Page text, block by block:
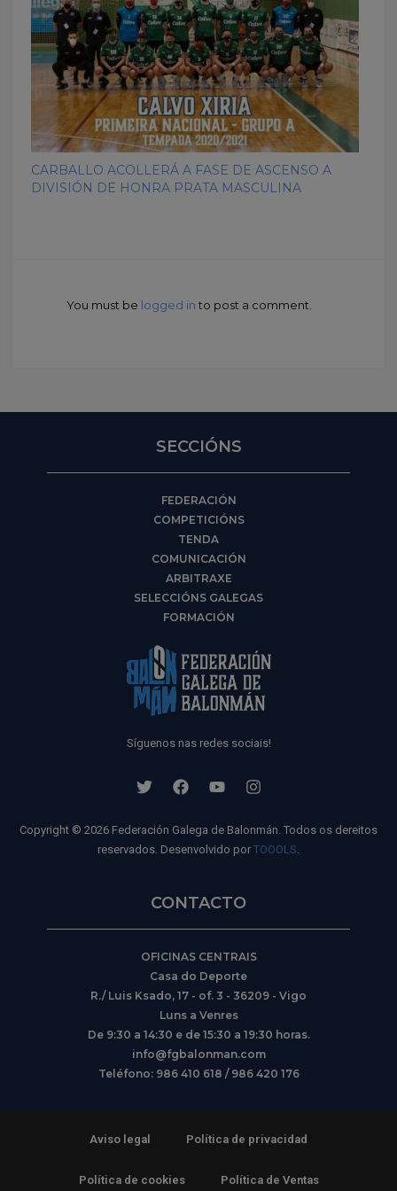
CARBALLO ACOLLERÁ A FASE DE ASCENSO A
DIVISIÓN DE HONRA PRATA MASCULINA
You must be logged in to post a comment.
SECCIÓNS
FEDERACIÓN
COMPETICIÓNS
TENDA
COMUNICACIÓN
ARBITRAXE
SELECCIÓNS GALEGAS
FORMACIÓN
Síguenos nas redes sociais!
Copyright © 2026 Federación Galega de Balonmán. Todos os dereitos
reservados. Desenvolvido por TOOOLS
CONTACTO
OFICINAS CENTRAIS
Casa do Deporte
R./ Luis Ksado, 17 - of. 3 - 36209 - Vigo
Luns a Venres
De 9:30 a 14:30 e de 15:30 a 19:30 horas.
info@fgbalonman.com
Teléfono: 986 410 618 / 986 420 176
Aviso legal Política de privacidad
Política de cookies Política de Ventas